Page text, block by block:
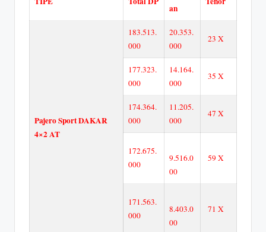
an
Pajero Sport DAKAR
4×2 AT
183.513.
000
20.353.
000
23 X
177.323.
000
14.164.
000
35 X
174.364.
000
11.205.
000
47 X
172.675.
000
9.516.0
00
59 X
171.563.
000
8.403.0
00
71 X